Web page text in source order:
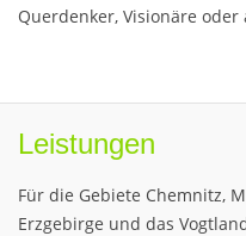
Querdenker, Visionäre oder
Leistungen
Für die Gebiete Chemnitz,
Erzgebirge und das